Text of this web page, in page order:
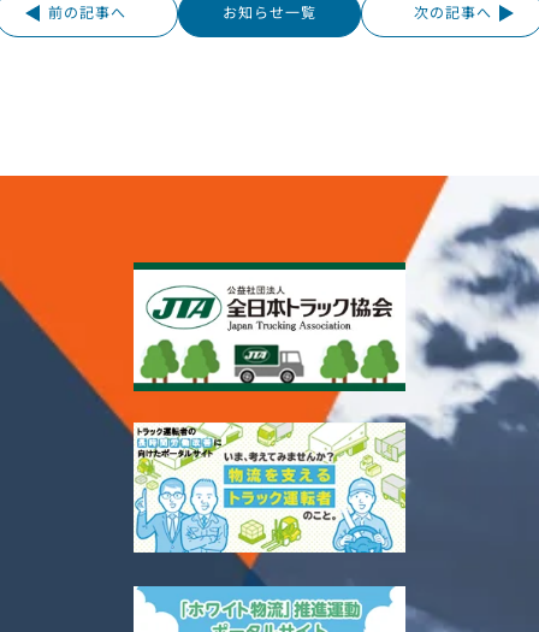
前の記事へ お知らせ一覧 次の記事へ